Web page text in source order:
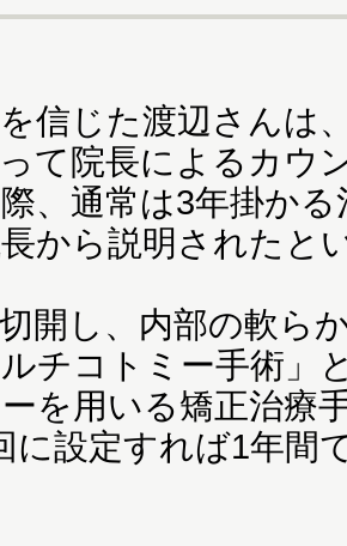
信じた渡辺さんは
て院長によるカウ
、通常は3年掛か
から説明されたと
開し、内部の軟ら
チコトミー手術」
を用いる矯正治療
に設定すれば1年間